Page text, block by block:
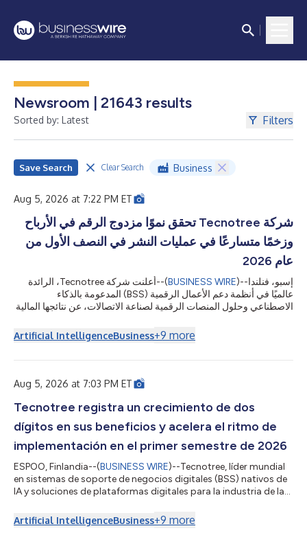
Newsroom | 21643 results
Sorted by: Latest Filters
Business
Save Search Clear Search
Aug 5, 2026 at 7:22 PM ET
شركة Tecnotree تحقق نموًا مزدوج الرقم في الأرباح
وزخمًا متسارعًا في عمليات النشر في النصف الأول من
عام 2026
إسبو، فنلندا --(BUSINESS WIRE)--
أعلنت شركة Tecnotree، الرائدة
عالميًا في أنظمة دعم الأعمال الرقمية (BSS) المدعومة بالذكاء
الاصطناعي وحلول المنصات الرقمية لصناعة الاتصالات، عن نتائجها المالية
المالية الرئيسية، ووسّعت هامش التشغيل بمقدار 800 نقطة أساس،
وحوّلت سجل الطلبات القياسي إلى عمليات نشر بوتيرة متسارعة، مع
Artificial IntelligenceBusiness+9 more
Aug 5, 2026 at 7:03 PM ET
Tecnotree registra un crecimiento de dos
dígitos en sus beneficios y acelera el ritmo de
implementación en el primer semestre de 2026
ESPOO, Finlandia--(BUSINESS WIRE)--Tecnotree, líder mundial
en sistemas de soporte de negocios digitales (BSS) nativos de
IA y soluciones de plataformas digitales para la industria de las
correspondientes al primer semestre de 2026. La empresa
registró un crecimiento en todos los principales indicadores
Artificial IntelligenceBusiness+9 more